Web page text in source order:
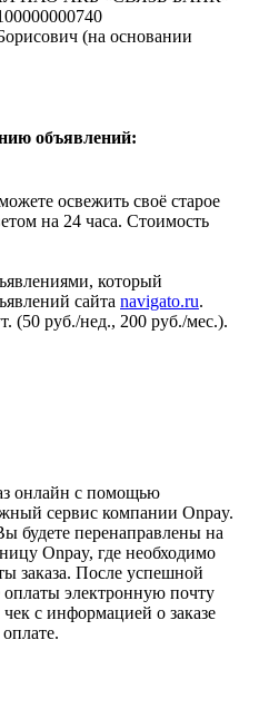
(на основании
объявлений:
освежить своё старое
на 24 часа. Стоимость
который
сайта navigato.ru.
(50 руб./нед., 200 руб./мес.).
онлайн с помощью
сервис компании Onpay.
будете перенаправлены на
Onpay, где необходимо
заказа. После успешной
электронную почту
с информацией о заказе